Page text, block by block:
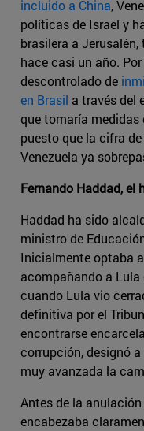
incluido a China,
políticas de Israel y
brasilera a
hace casi un año.
descontrolado de
en Brasil a través del
que tomaría
puesto que la cifra
Venezuela ya
Fernando Haddad, el
Haddad ha sido
ministro de
Inicialmente optaba
acompañando a Lula
cuando Lula vio
definitiva por el
encontrarse
corrupción, designó
muy avanzada la
Antes de la
encabezaba